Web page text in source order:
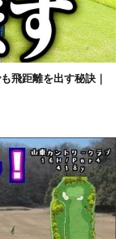
飛距離を出す秘訣｜